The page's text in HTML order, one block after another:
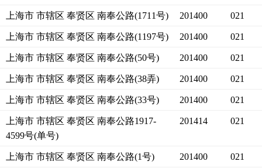
上海市 市辖区 奉贤区 南奉公路(1711号) 201400 021
上海市 市辖区 奉贤区 南奉公路(1197号) 201400 021
上海市 市辖区 奉贤区 南奉公路(50号) 201400 021
上海市 市辖区 奉贤区 南奉公路(38弄) 201400 021
上海市 市辖区 奉贤区 南奉公路(33号) 201400 021
上海市 市辖区 奉贤区 南奉公路1917-
4599号(单号)
201414 021
上海市 市辖区 奉贤区 南奉公路(1号) 201400 021